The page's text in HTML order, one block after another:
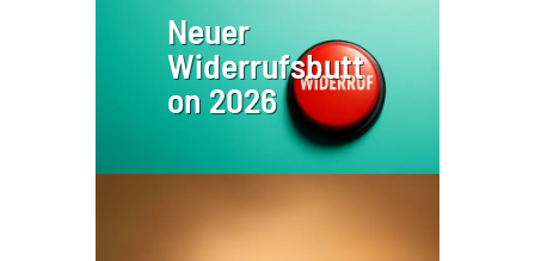
Neuer
Widerrufsbutt
on 2026